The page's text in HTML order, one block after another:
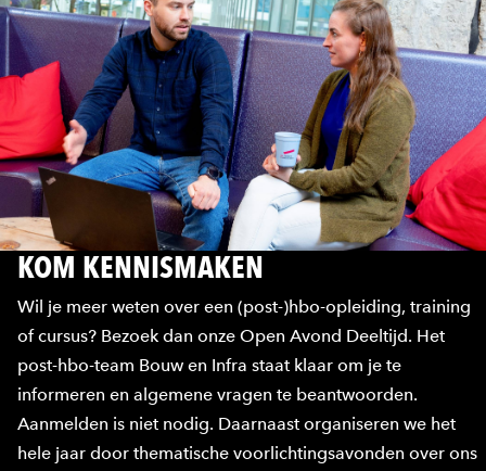
KOM KENNISMAKEN
Wil je meer weten over een (post-)hbo-opleiding, training
of cursus? Bezoek dan onze Open Avond Deeltijd. Het
post-hbo-team Bouw en Infra staat klaar om je te
informeren en algemene vragen te beantwoorden.
Aanmelden is niet nodig. Daarnaast organiseren we het
hele jaar door thematische voorlichtingsavonden over ons